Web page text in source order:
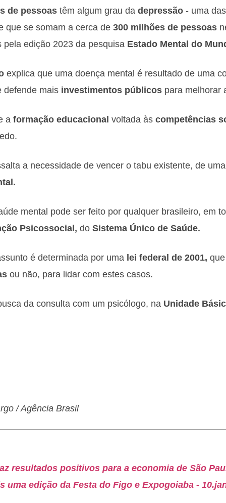
de pessoas têm algum grau da depressão - uma
que se somam a cerca de 300 milhões de pessoas
edição 2023 da pesquisa Estado Mental do
explica que uma doença mental é resultado de uma
defende mais investimentos públicos para melhorar
a formação educacional voltada às competências
a necessidade de vencer o tabu existente, de
mental pode ser feito por qualquer brasileiro, em
Psicossocial, do Sistema Único de Saúde.
é determinada por uma lei federal de 2001,
ou não, para lidar com estes casos.
da consulta com um psicólogo, na Unidade
/ Agência Brasil
resultados positivos para a economia de São
uma edição da Festa do Figo e Expogoiaba -